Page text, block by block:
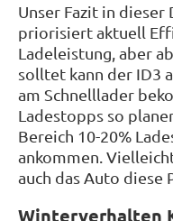
Unser Fazit in
priorisiert aktuell
Ladeleistung, aber
solltet kann der ID3
am Schnelllader
Ladestopps so
Bereich 10-20%
ankommen.
auch das Auto diese
Winterverhalten